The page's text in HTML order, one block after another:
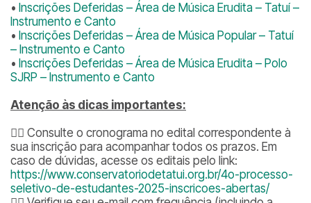
• Inscrições Deferidas – Área de Música Erudita – Tatuí –
Instrumento e Canto
• Inscrições Deferidas – Área de Música Popular – Tatuí
– Instrumento e Canto
• Inscrições Deferidas – Área de Música Erudita – Polo
SJRP – Instrumento e Canto
Atenção às dicas importantes:
👉🏽 Consulte o cronograma no edital correspondente à
sua inscrição para acompanhar todos os prazos. Em
caso de dúvidas, acesse os editais pelo link:
https://www.conservatoriodetatui.org.br/4o-processo-
seletivo-de-estudantes-2025-inscricoes-abertas/